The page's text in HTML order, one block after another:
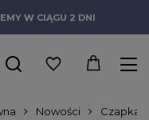
W CIĄGU 2 DNI
Nowości Czapka